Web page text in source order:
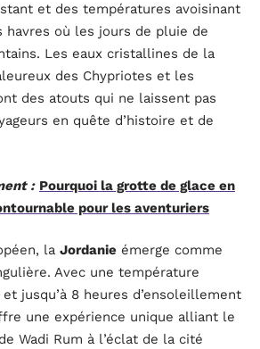
et des températures avoisinant
havres où les jours de pluie de
Les eaux cristallines de la
des Chypriotes et les
des atouts qui ne laissent pas
en quête d’histoire et de
: Pourquoi la grotte de glace en
pour les aventuriers
la Jordanie émerge comme
Avec une température
jusqu’à 8 heures d’ensoleillement
une expérience unique alliant le
Wadi Rum à l’éclat de la cité